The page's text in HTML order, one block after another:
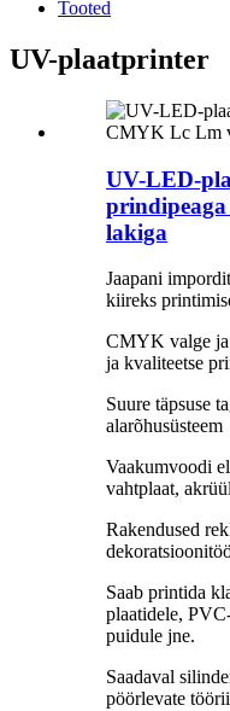
Tooted
UV-plaatprinter
UV-LED-
lakiga
Jaapani
kiireks
CMYK valge
ja kvaliteetse
Suure täpsuse
alarõhusüsteem
Vaakumvoodi
vahtplaat,
Rakendused
Saab printida
plaatidele,
puidule jne.
Saadaval
pöörlevate